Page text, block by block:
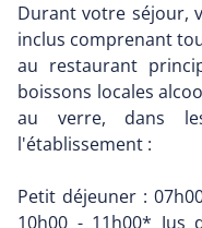
Durant votre séjour,
inclus comprenant
au restaurant
boissons locales
au verre, dans
l'établissement :
Petit déjeuner :
10h00 - 11h00* Jus